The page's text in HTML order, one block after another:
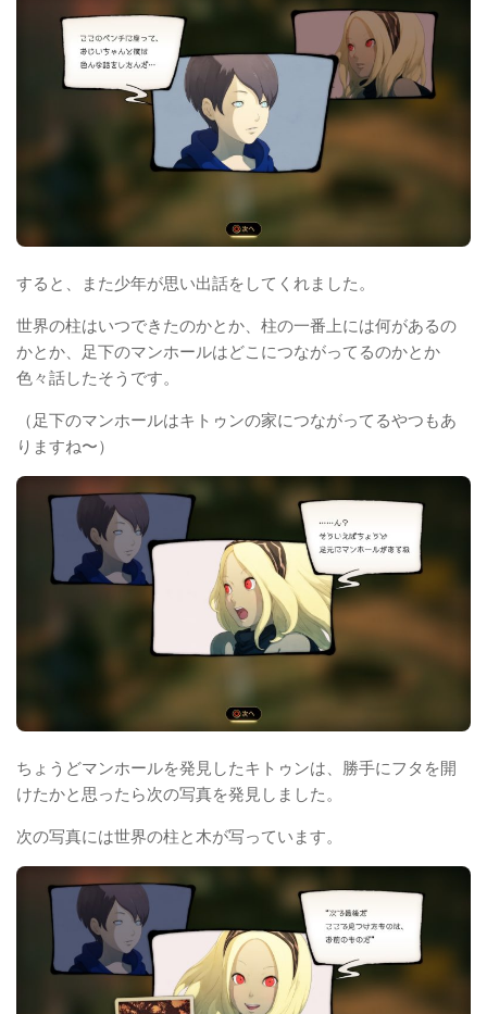
すると、また少年が思い出話をしてくれました。
世界の柱はいつできたのかとか、柱の一番上には何があるの
かとか、足下のマンホールはどこにつながってるのかとか
色々話したそうです。
（足下のマンホールはキトゥンの家につながってるやつもあ
りますね〜）
ちょうどマンホールを発見したキトゥンは、勝手にフタを開
けたかと思ったら次の写真を発見しました。
次の写真には世界の柱と木が写っています。